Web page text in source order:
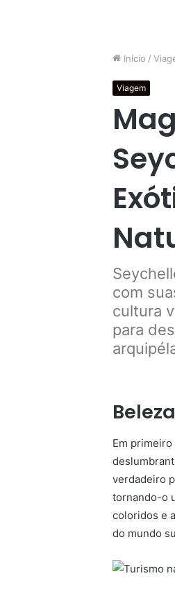
Início /
Viagem
com
cultura
para
Em
verdadeiro
tornando-o
coloridos e
do mundo